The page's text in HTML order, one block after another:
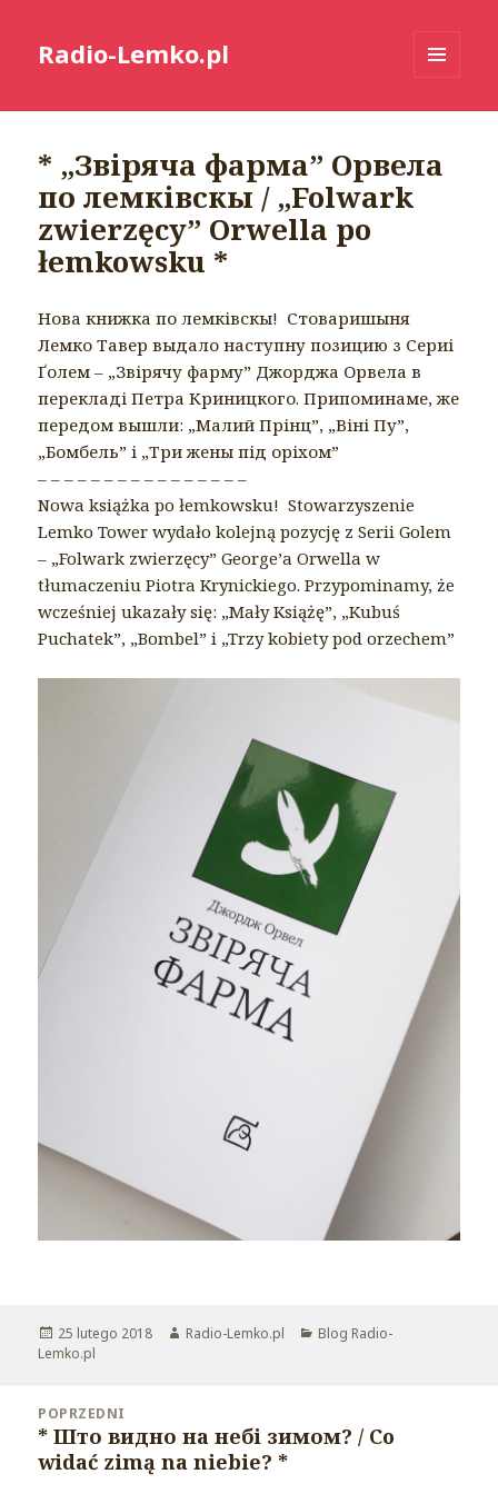
Radio-Lemko.pl
* „Звіряча фарма” Орвела
по лемківскы / „Folwark
zwierzęcy” Orwella po
łemkowsku *
Нова книжка по лемківскы! Стоваришыня
Лемко Тавер выдало наступну позицию з Сериі
Ґолем – „Звірячу фарму” Джорджа Орвела в
перекладі Петра Криницкого. Припоминаме, же
передом вышли: „Малий Прінц”, „Віні Пу”,
„Бомбель” і „Три жены під оріхом”
– – – – – – – – – – – – – – – –
Nowa książka po łemkowsku! Stowarzyszenie
Lemko Tower wydało kolejną pozycję z Serii Golem
– „Folwark zwierzęcy” George’a Orwella w
tłumaczeniu Piotra Krynickiego. Przypominamy, że
wcześniej ukazały się: „Mały Książę”, „Kubuś
Puchatek”, „Bombel” i „Trzy kobiety pod orzechem”
Opublikowano
25 lutego 2018 Autor
Radio-Lemko.pl Kategorie
Blog Radio-
Lemko.pl
wpisu
POPRZEDNI
Poprzedni
wpis:
* Што видно на небі зимом? / Co
widać zimą na niebie? *